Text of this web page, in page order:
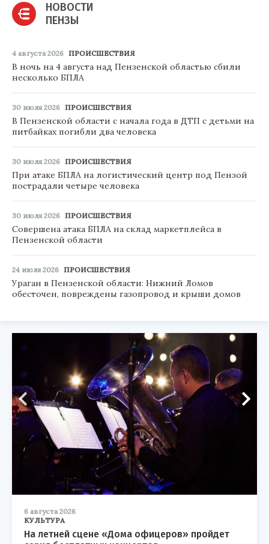
НОВОСТИ
ПЕНЗЫ
4 августа 2026 ПРОИСШЕСТВИЯ
В ночь на 4 августа над Пензенской областью сбили
несколько БПЛА
30 июля 2026 ПРОИСШЕСТВИЯ
В Пензенской области с начала года в ДТП с детьми на
питбайках погибли два человека
30 июля 2026 ПРОИСШЕСТВИЯ
При атаке БПЛА на логистический центр под Пензой
пострадали четыре человека
30 июля 2026 ПРОИСШЕСТВИЯ
Совершена атака БПЛА на склад маркетплейса в
Пензенской области
24 июля 2026 ПРОИСШЕСТВИЯ
Ураган в Пензенской области: Нижний Ломов
обесточен, повреждены газопровод и крыши домов
6 августа 2026
КУЛЬТУРА
На летней сцене «Дома офицеров» пройдет